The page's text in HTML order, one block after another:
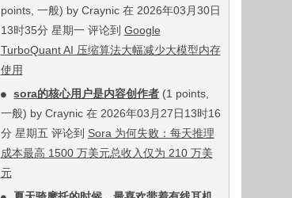
points, 一般) by Craynic 在 2026年03月30日
13时35分 星期一 评论到 Google
TurboQuant AI 压缩算法大幅减少大模型内存
使用
sora的核心用户是内容创作者 (1 points,
一般) by Craynic 在 2026年03月27日13时16
分 星期五 评论到 Sora 为何失败：每天推理
成本最高 1500 万美元总收入仅为 210 万美
元